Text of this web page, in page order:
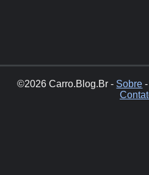
©2026 Carro.Blog.Br - Sobre -